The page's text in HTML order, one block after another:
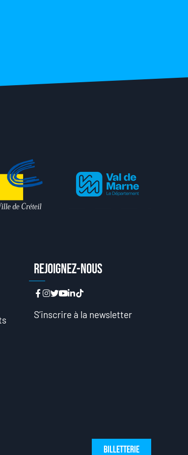
Rejoignez-nous
S’inscrire à la newsletter
Billetterie